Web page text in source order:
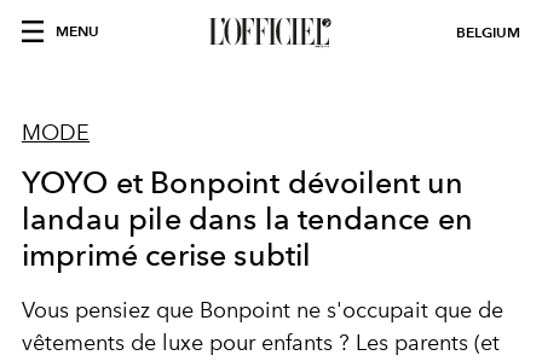
MENU BELGIUM
MODE
YOYO et Bonpoint dévoilent un
landau pile dans la tendance en
imprimé cerise subtil
Vous pensiez que Bonpoint ne s'occupait que de
vêtements de luxe pour enfants ? Les parents (et